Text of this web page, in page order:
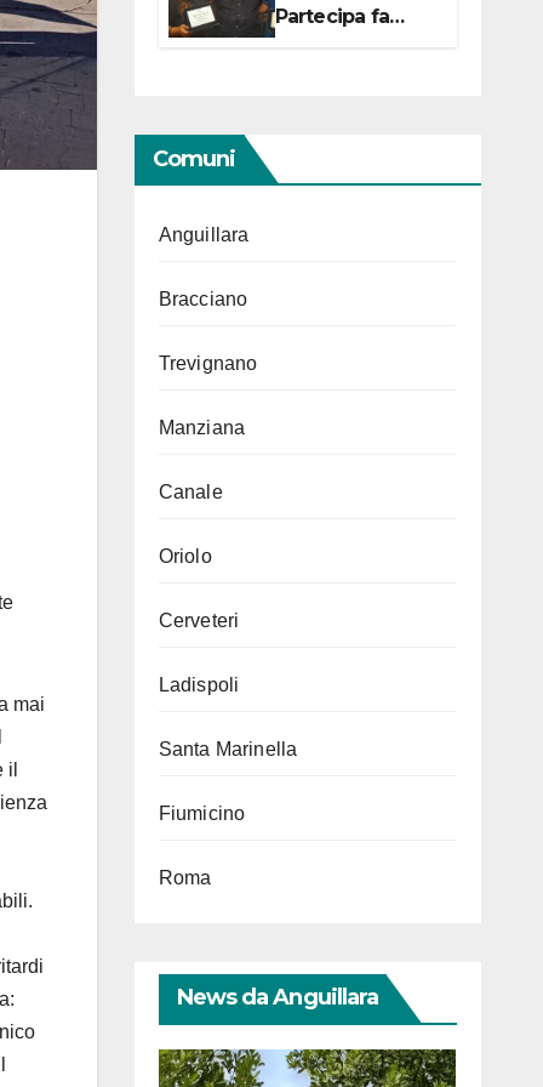
mai
il
Partecipa fa
centro con due
Comuni
Anguillara
Bracciano
Trevignano
Manziana
Canale
Oriolo
Cerveteri
Ladispoli
Santa Marinella
Fiumicino
Roma
News da Anguillara